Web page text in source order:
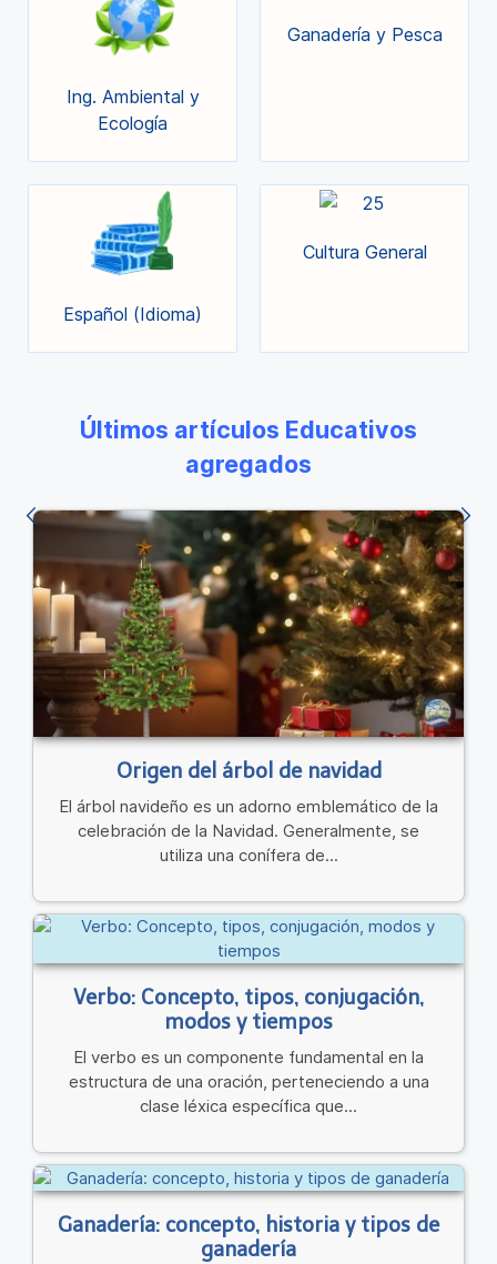
Ing. Ambiental y
Ecología
Ganadería y Pesca
Español (Idioma)
Cultura General
Últimos artículos Educativos
agregados
Origen del árbol de navidad
El árbol navideño es un adorno emblemático de la
celebración de la Navidad. Generalmente, se
utiliza una conífera de...
Verbo: Concepto, tipos, conjugación,
modos y tiempos
El verbo es un componente fundamental en la
estructura de una oración, perteneciendo a una
clase léxica específica que...
Ganadería: concepto, historia y tipos de
ganadería